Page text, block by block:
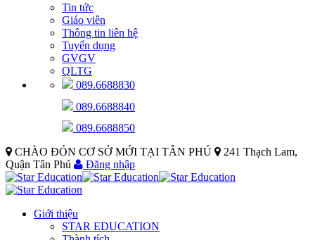
Tin tức
Giáo viên
Thông tin liên hệ
Tuyển dụng
GVGV
QLTG
089.6688830
089.6688840
089.6688850
CHÀO ĐÓN CƠ SỞ MỚI TẠI TÂN PHÚ
241 Thạch Lam,
Quận Tân Phú
Đăng nhập
Giới thiệu
STAR EDUCATION